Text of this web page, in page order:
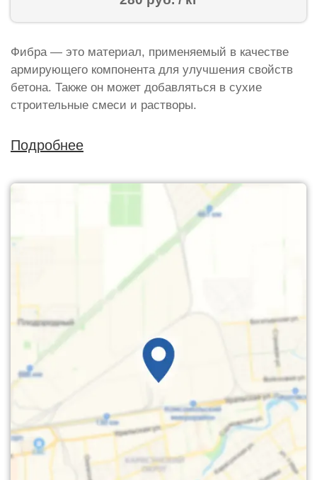
Фибра — это материал, применяемый в качестве
армирующего компонента для улучшения свойств
бетона. Также он может добавляться в сухие
строительные смеси и растворы.
Подробнее